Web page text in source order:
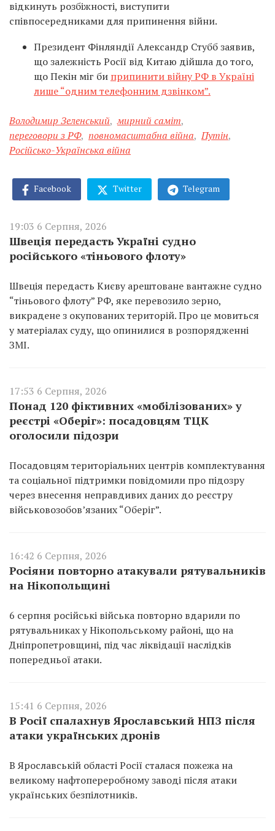
відкинуть розбіжності, виступити
співпосередниками для припинення війни.
Президент Фінляндії Александр Стубб заявив,
що залежність Росії від Китаю дійшла до того,
що Пекін міг би припинити війну РФ в Україні
лише “одним телефонним дзвінком”.
Володимир Зеленський, мирний саміт,
переговори з РФ, повномасштабна війна, Путін,
Російсько-Українська війна
Facebook Twitter Telegram
19:03 6 Серпня, 2026
Швеція передасть Україні судно
російського «тіньового флоту»
Швеція передасть Києву арештоване вантажне судно
“тіньового флоту” РФ, яке перевозило зерно,
викрадене з окупованих територій. Про це мовиться
у матеріалах суду, що опинилися в розпорядженні
ЗМІ.
17:53 6 Серпня, 2026
Понад 120 фіктивних «мобілізованих» у
реєстрі «Оберіг»: посадовцям ТЦК
оголосили підозри
Посадовцям територіальних центрів комплектування
та соціальної підтримки повідомили про підозру
через внесення неправдивих даних до реєстру
військовозобов’язаних “Оберіг”.
16:42 6 Серпня, 2026
Росіяни повторно атакували рятувальників
на Нікопольщині
6 серпня російські війська повторно вдарили по
рятувальниках у Нікопольському районі, що на
Дніпропетровщині, під час ліквідації наслідків
попередньої атаки.
15:41 6 Серпня, 2026
В Росії спалахнув Ярославський НПЗ після
атаки українських дронів
В Ярославській області Росії сталася пожежа на
великому нафтопереробному заводі після атаки
українських безпілотників.